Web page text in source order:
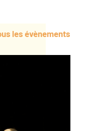
les évènements